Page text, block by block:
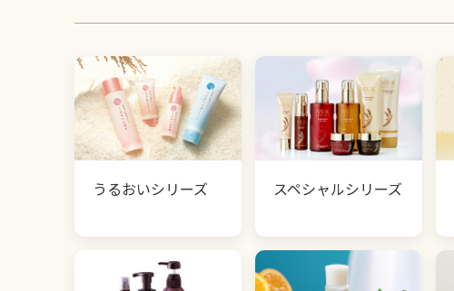
うるおいシリーズ スペシャルシリーズ